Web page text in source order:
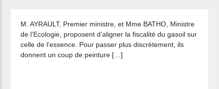
M. AYRAULT, Premier ministre, et Mme BATHO, Ministre
de l’Ecologie, proposent d’aligner la fiscalité du gasoil sur
celle de l’essence. Pour passer plus discrètement, ils
donnent un coup de peinture […]